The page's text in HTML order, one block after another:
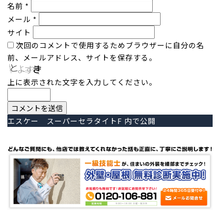
名前 *
メール *
サイト
次回のコメントで使用するためブラウザーに自分の名
前、メールアドレス、サイトを保存する。
上に表示された文字を入力してください。
投
稿
ナ
ビ
ゲ
エスケー スーパーセラタイトF 内で公開